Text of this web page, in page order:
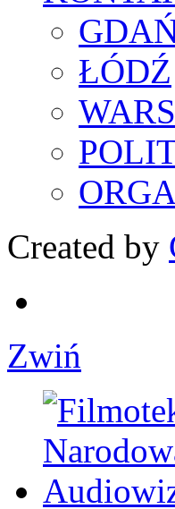
ŁÓDŹ
Created by
Zwiń